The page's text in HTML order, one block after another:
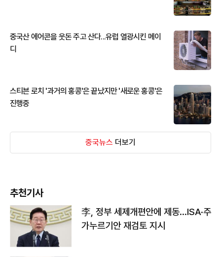
중국산 에어콘을 웃돈 주고 산다...유럽 열광시킨 메이
디
스티븐 로치 '과거의 홍콩'은 끝났지만 '새로운 홍콩'은
진행중
중국뉴스 더보기
추천기사
李, 정부 세제개편안에 제동…ISA·주
가누르기안 재검토 지시